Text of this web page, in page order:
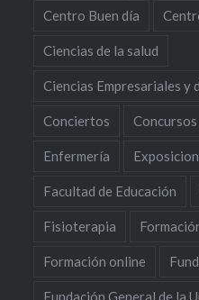
Centro Buen día
Ciencias de la salud
Ciencias Empresariales y
Conciertos Concursos
Enfermería
Facultad de Educación
Fisioterapia
Formación online
Fundación General de la